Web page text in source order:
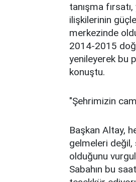
tanışma
ilişkilerinin
merkezinde
2014-2015
yenileyerek bu
konuştu.
"Şehrimizin
Başkan Altay,
gelmeleri değil,
olduğunu
Sabahın bu